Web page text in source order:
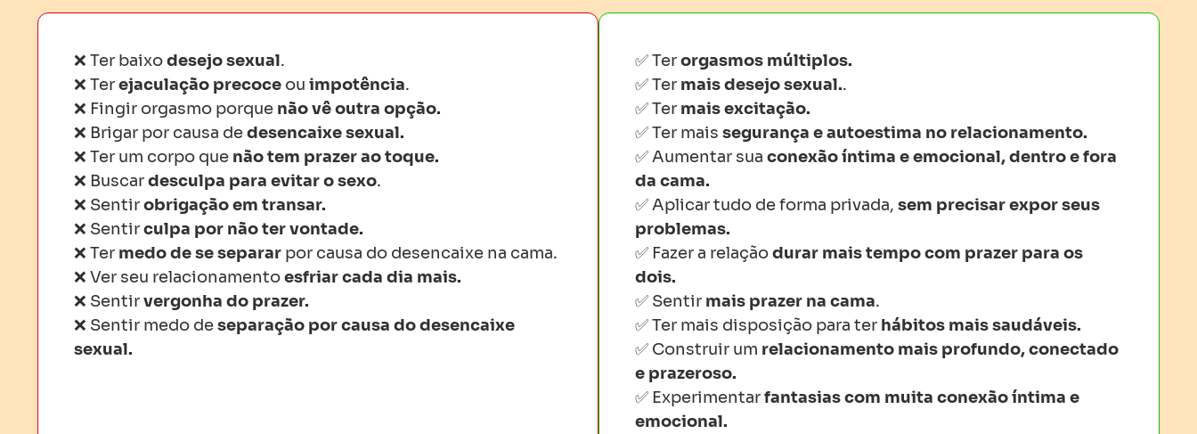
❌ Ter baixodesejo sexual.
❌ Terejaculação precoce ou impotência.
❌ Fingir orgasmo porque não vê outra opção.
❌ Brigar por causa dedesencaixe sexual.
❌ Ter um corpo que nãotem prazerao toque.
❌ Buscardesculpa para evitar o sexo.
❌ Sentirobrigação em transar.
❌ Sentirculpa por não ter vontade.
❌ Ter medode se separar por causa do desencaixe na cama.
❌ Ver seu relacionamentoesfriarcada dia mais.
❌ Sentirvergonha do prazer.
❌ Sentir medo deseparação por causa do desencaixe
sexual.
✅ Terorgasmos múltiplos.
✅ Ter maisdesejosexual..
✅ Ter maisexcitação.
✅ Ter mais segurança eautoestima no relacionamento.
✅Aumentar sua conexãoíntima eemocional,dentroe fora
da cama.
✅Aplicartudo de forma privada, sem precisarexporseus
problemas.
✅ Fazer a relaçãodurar maistempo com prazer para os
dois.
✅ Sentir mais prazer na cama.
✅Ter mais disposição para ter hábitos maissaudáveis.
✅ Construir um relacionamento mais profundo,conectado
e prazeroso.
✅ Experimentarfantasiascom muita conexãoíntima e
emocional.